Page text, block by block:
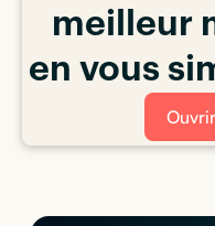
meilleur
en vous